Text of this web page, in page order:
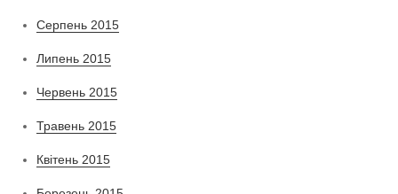
Серпень 2015
Липень 2015
Червень 2015
Травень 2015
Квітень 2015